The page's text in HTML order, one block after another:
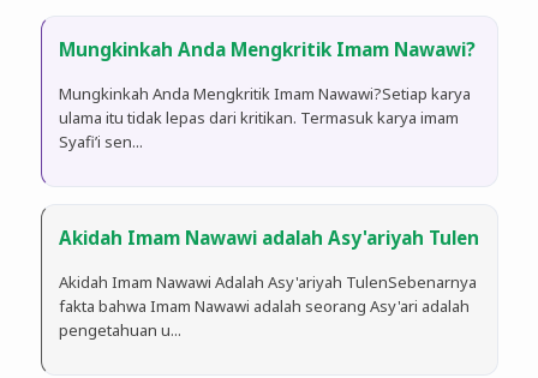
Mungkinkah Anda Mengkritik Imam Nawawi?
Mungkinkah Anda Mengkritik Imam Nawawi?Setiap karya
ulama itu tidak lepas dari kritikan. Termasuk karya imam
Syafi’i sen...
Akidah Imam Nawawi adalah Asy'ariyah Tulen
Akidah Imam Nawawi Adalah Asy'ariyah TulenSebenarnya
fakta bahwa Imam Nawawi adalah seorang Asy'ari adalah
pengetahuan u...